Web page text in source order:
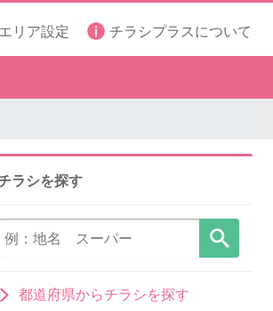
リア設定 チラシプラスについて
ラシを探す
都道府県からチラシを探す